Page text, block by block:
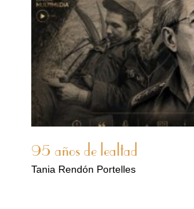
95 años de lealtad
Tania Rendón Portelles